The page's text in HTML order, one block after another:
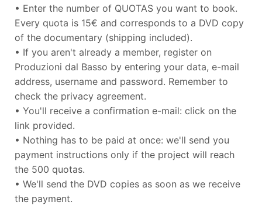
• Enter the number of QUOTAS you want to book.
Every quota is 15€ and corresponds to a DVD copy
of the documentary (shipping included).
• If you aren't already a member, register on
Produzioni dal Basso by entering your data, e-mail
address, username and password. Remember to
check the privacy agreement.
• You'll receive a confirmation e-mail: click on the
link provided.
• Nothing has to be paid at once: we'll send you
payment instructions only if the project will reach
the 500 quotas.
• We'll send the DVD copies as soon as we receive
the payment.